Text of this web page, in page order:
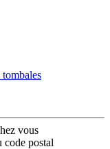
vous
code postal